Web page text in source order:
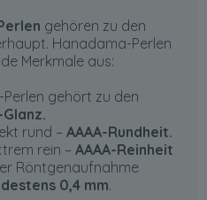
gehören zu den
Hanadama-Perlen
Merkmale aus:
gehört zu den
Glanz.
rund – AAAA-Rundheit.
rein – AAAA-Reinheit
Röntgenaufnahme
0,4 mm.